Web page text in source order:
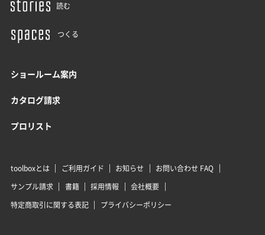
読む
つくる
ショールーム案内
カタログ請求
プロリスト
toolboxとは ご利用ガイド お知らせ
お問い合わせ FAQ
サンプル請求
書籍 採用情報
会社概要
特定商取引に関する表記
プライバシーポリシー